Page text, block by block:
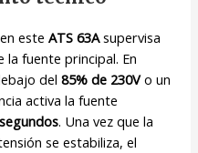
esteATS 63Asupervisa
fuente principal. En
del85% de 230Vo un
activa la fuente
. Una vez que la
se estabiliza, el